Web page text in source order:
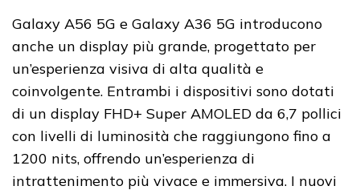
Galaxy A56 5G e Galaxy A36 5G introducono
anche un display più grande, progettato per
un’esperienza visiva di alta qualità e
coinvolgente. Entrambi i dispositivi sono dotati
di un display FHD+ Super AMOLED da 6,7 pollici
con livelli di luminosità che raggiungono fino a
1200 nits, offrendo un’esperienza di
intrattenimento più vivace e immersiva. I nuovi